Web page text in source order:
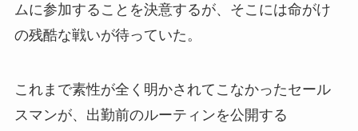
ムに参加することを決意するが、そこには命がけ
の残酷な戦いが待っていた。
これまで素性が全く明かされてこなかったセール
スマンが、出勤前のルーティンを公開する